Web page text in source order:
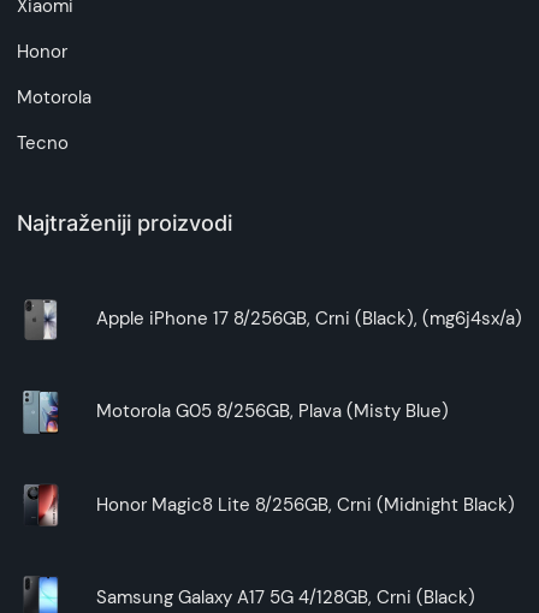
Xiaomi
Honor
Motorola
Tecno
Najtraženiji proizvodi
Apple iPhone 17 8/256GB, Crni (Black), (mg6j4sx/a)
Motorola G05 8/256GB, Plava (Misty Blue)
Honor Magic8 Lite 8/256GB, Crni (Midnight Black)
Samsung Galaxy A17 5G 4/128GB, Crni (Black)